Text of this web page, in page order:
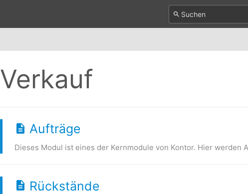
Verkauf
Aufträge
Dieses Modul ist eines der Kernmodule von Kontor. Hier werden
Rückstände